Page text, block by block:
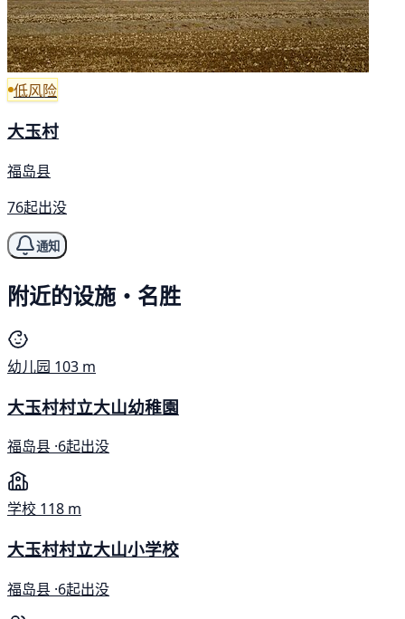
低风险
大玉村
福岛县
76起出没
通知
附近的设施・名胜
幼儿园 103 m
大玉村村立大山幼稚園
福岛县 ·6起出没
学校 118 m
大玉村村立大山小学校
福岛县 ·6起出没